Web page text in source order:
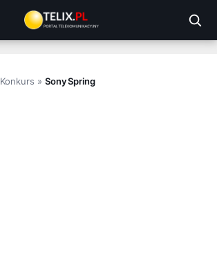
Konkurs » Sony Spring